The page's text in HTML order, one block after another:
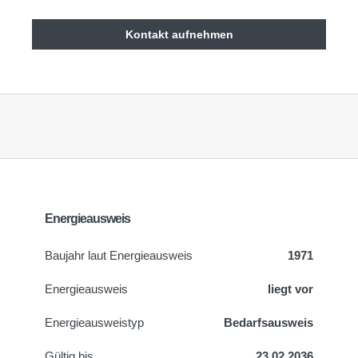
Kontakt aufnehmen
Energieausweis
Baujahr laut Energieausweis 1971
Energieausweis liegt vor
Energie­ausweistyp Bedarfsausweis